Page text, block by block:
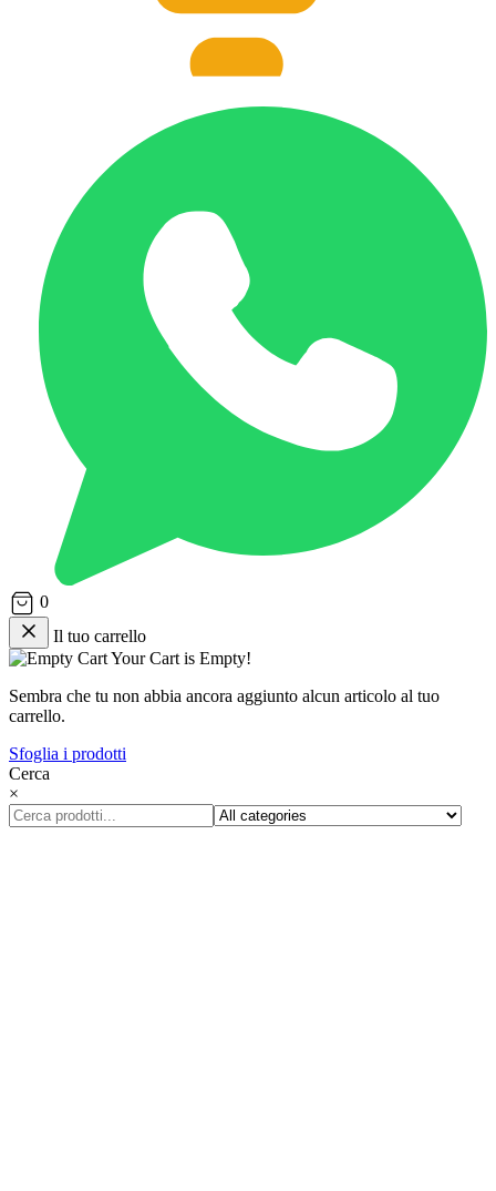
0
Il tuo carrello
Your Cart is Empty!
Sembra che tu non abbia ancora aggiunto alcun articolo al tuo
carrello.
Sfoglia i prodotti
Cerca
×